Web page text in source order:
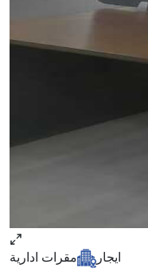
ايجار مقرات ادارية